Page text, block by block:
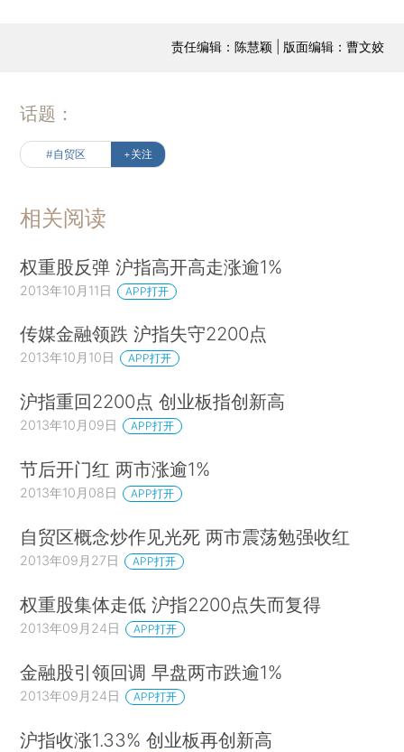
责任编辑：陈慧颖 | 版面编辑：曹文姣
话题：
#自贸区 +关注
相关阅读
权重股反弹 沪指高开高走涨逾1%
2013年10月11日 APP打开
传媒金融领跌 沪指失守2200点
2013年10月10日 APP打开
沪指重回2200点 创业板指创新高
2013年10月09日 APP打开
节后开门红 两市涨逾1%
2013年10月08日 APP打开
自贸区概念炒作见光死 两市震荡勉强收红
2013年09月27日 APP打开
权重股集体走低 沪指2200点失而复得
2013年09月24日 APP打开
金融股引领回调 早盘两市跌逾1%
2013年09月24日 APP打开
沪指收涨1.33% 创业板再创新高